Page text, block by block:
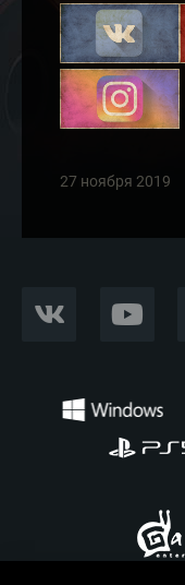
27 ноября 2019
VKONTAKTE YOUTUBE